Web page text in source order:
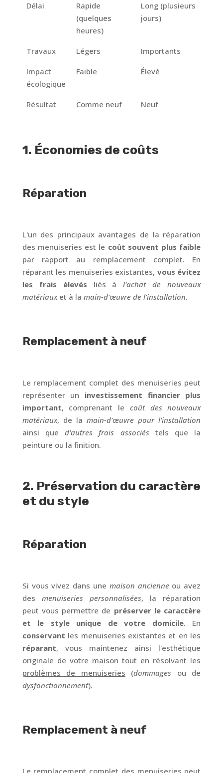
Délai
Rapide
(quelques
heures)
Long (plusieurs
jours)
Travaux Légers Importants
Impact
écologique
Faible Élevé
Résultat Comme neuf Neuf
1. Économies de coûts
Réparation
L'un des principaux avantages de la réparation
des menuiseries est le coût souvent plus faible
par rapport au remplacement complet. En
réparant les menuiseries existantes, vous évitez
les frais élevés liés àl'achat de nouveaux
matériauxet à la main-d'œuvre de l'installation.
Remplacement à neuf
Le remplacement complet des menuiseries peut
représenter un investissement financier plus
important, comprenant le coût des nouveaux
matériaux, de lamain-d'œuvre pour l'installation
ainsi qued'autres frais associés tels que la
peinture ou la finition.
2. Préservation du caractère
et du style
Réparation
Si vous vivez dans une maison ancienneou avez
des menuiseries personnalisées, la réparation
peut vous permettre de préserver le caractère
et le style unique de votre domicile. En
conservant les menuiseries existantes et en les
réparant, vous maintenez ainsi l'esthétique
originale de votre maison tout en résolvant les
problèmes de menuiseries (dommages ou de
dysfonctionnement).
Remplacement à neuf
Le remplacement complet des menuiseries peut